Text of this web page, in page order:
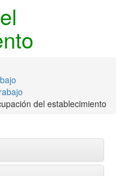
del establecimiento